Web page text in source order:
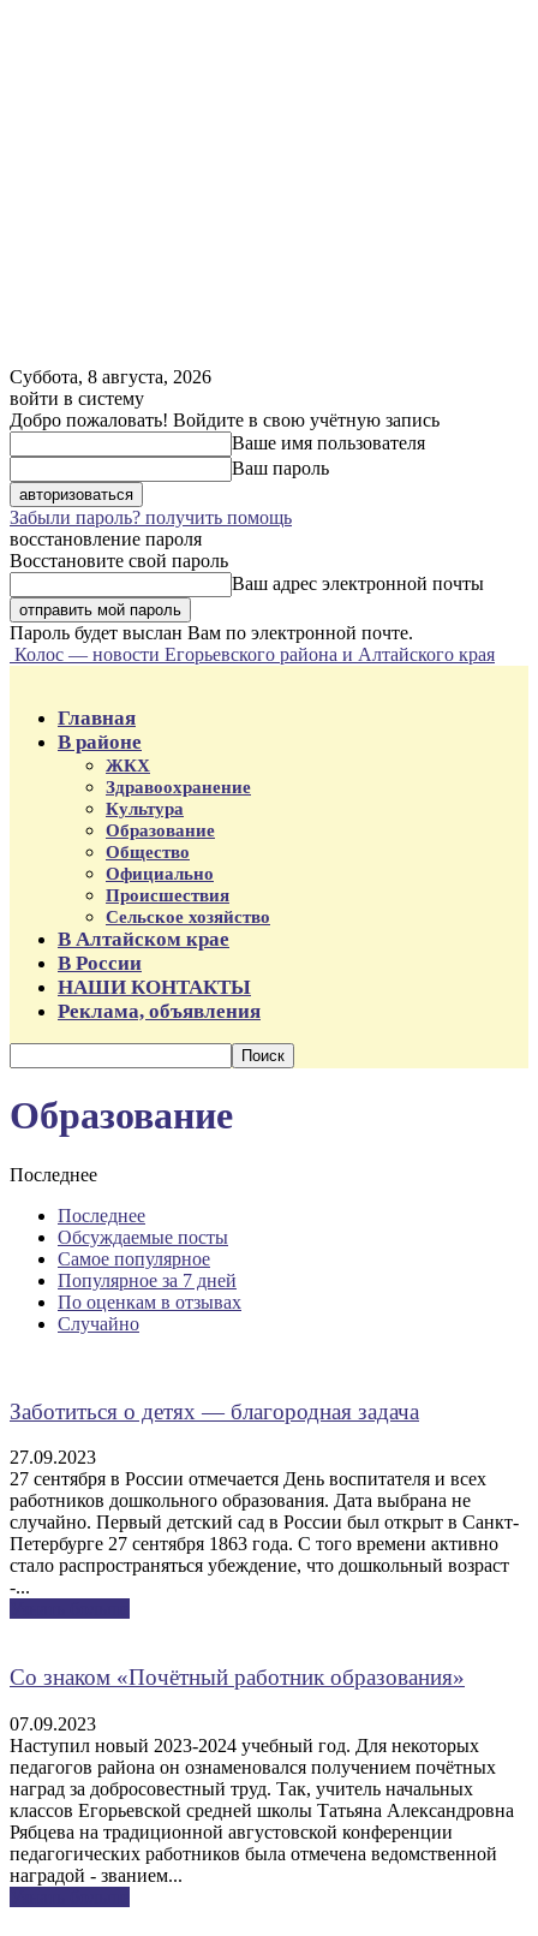
Суббота, 8 августа, 2026
войти в систему
Добро пожаловать! Войдите в свою учётную запись
Ваше имя пользователя
Ваш пароль
Забыли пароль? получить помощь
восстановление пароля
Восстановите свой пароль
Ваш адрес электронной почты
Пароль будет выслан Вам по электронной почте.
Колос — новости Егорьевского района и Алтайского края
Главная
В районе
ЖКХ
Здравоохранение
Культура
Образование
Общество
Официально
Происшествия
Сельское хозяйство
В Алтайском крае
В России
НАШИ КОНТАКТЫ
Реклама, объявления
Образование
Последнее
Последнее
Обсуждаемые посты
Самое популярное
Популярное за 7 дней
По оценкам в отзывах
Случайно
Заботиться о детях — благородная задача
27.09.2023
27 сентября в России отмечается День воспитателя и всех
работников дошкольного образования. Дата выбрана не
случайно. Первый детский сад в России был открыт в Санкт-
Петербурге 27 сентября 1863 года. С того времени активно
стало распространяться убеждение, что дошкольный возраст
-...
Со знаком «Почётный работник образования»
07.09.2023
Наступил новый 2023-2024 учебный год. Для некоторых
педагогов района он ознаменовался получением почётных
наград за добросовестный труд. Так, учитель начальных
классов Егорьевской средней школы Татьяна Александровна
Рябцева на традиционной августовской конференции
педагогических работников была отмечена ведомственной
наградой - званием...